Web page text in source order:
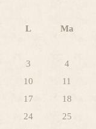
L Ma
3
4
10
11
17
18
24
25